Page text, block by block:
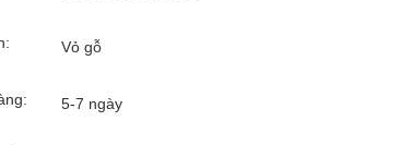
Vỏ gỗ
5-7 ngày